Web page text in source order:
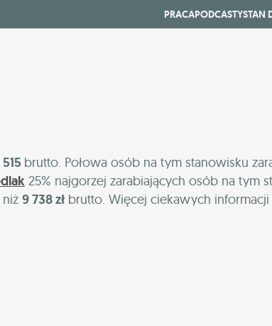
PRACAPODCASTYSTAN
brutto. Połowa osób na tym stanowisku
25% najgorzej zarabiających osób na tym
9 738 zł brutto. Więcej ciekawych